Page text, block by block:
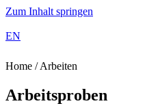
Zum Inhalt springen
EN
Home / Arbeiten
Arbeitsproben